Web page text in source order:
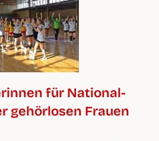
für Natio­nal­
gehör­lo­sen Frau­en